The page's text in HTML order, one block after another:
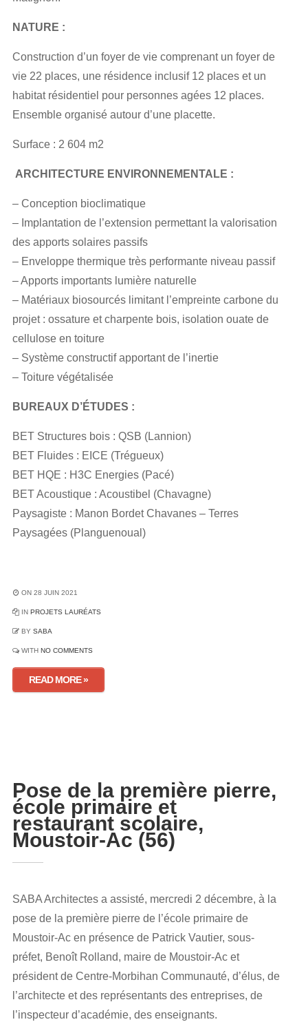
NATURE :
Construction d’un foyer de vie comprenant un foyer de
vie 22 places, une résidence inclusif 12 places et un
habitat résidentiel pour personnes agées 12 places.
Ensemble organisé autour d’une placette.
Surface : 2 604 m2
ARCHITECTURE ENVIRONNEMENTALE :
– Conception bioclimatique
– Implantation de l’extension permettant la valorisation
des apports solaires passifs
– Enveloppe thermique très performante niveau passif
– Apports importants lumière naturelle
– Matériaux biosourcés limitant l’empreinte carbone du
projet : ossature et charpente bois, isolation ouate de
cellulose en toiture
– Système constructif apportant de l’inertie
– Toiture végétalisée
BUREAUX D’ÉTUDES :
BET Structures bois : QSB (Lannion)
BET Fluides : EICE (Trégueux)
BET HQE : H3C Energies (Pacé)
BET Acoustique : Acoustibel (Chavagne)
Paysagiste : Manon Bordet Chavanes – Terres
Paysagées (Planguenoual)
ON 28 JUIN 2021
IN PROJETS LAURÉATS
BY SABA
WITH NO COMMENTS
READ MORE »
Pose de la première pierre,
école primaire et
restaurant scolaire,
Moustoir-Ac (56)
SABA Architectes a assisté, mercredi 2 décembre, à la
pose de la première pierre de l’école primaire de
Moustoir-Ac en présence de Patrick Vautier, sous-
préfet, Benoît Rolland, maire de Moustoir-Ac et
président de Centre-Morbihan Communauté, d’élus, de
l’architecte et des représentants des entreprises, de
l’inspecteur d’académie, des enseignants.